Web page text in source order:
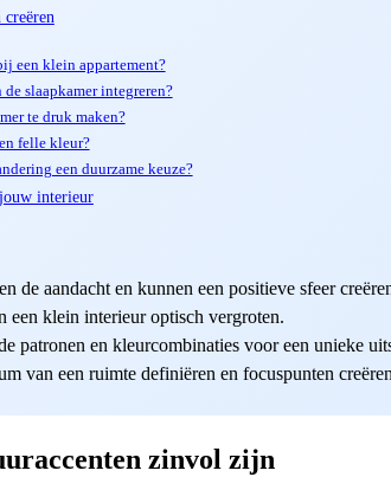
een klein appartement?
slaapkamer integreren?
te druk maken?
felle kleur?
een duurzame keuze?
interieur
de aandacht en kunnen een positieve sfeer
een klein interieur optisch vergroten.
patronen en kleurcombinaties voor een unieke
van een ruimte definiëren en focuspunten
zinvol zijn